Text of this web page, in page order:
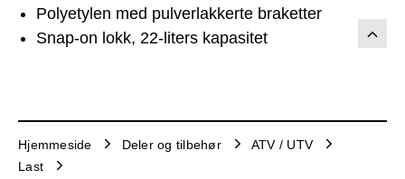
Polyetylen med pulverlakkerte braketter
Snap-on lokk, 22-liters kapasitet
Hjemmeside Deler og tilbehør
ATV / UTV
Last